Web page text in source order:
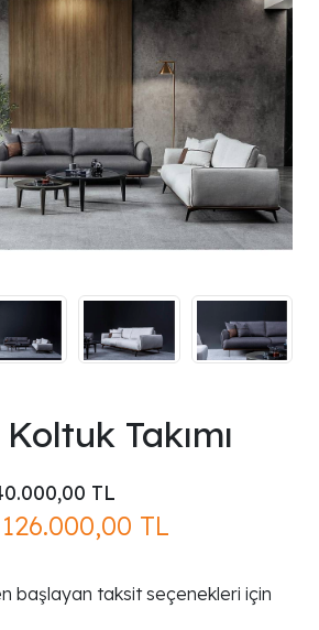
Takımı
TL
126.000,00 TL
başlayan taksit seçenekleri için